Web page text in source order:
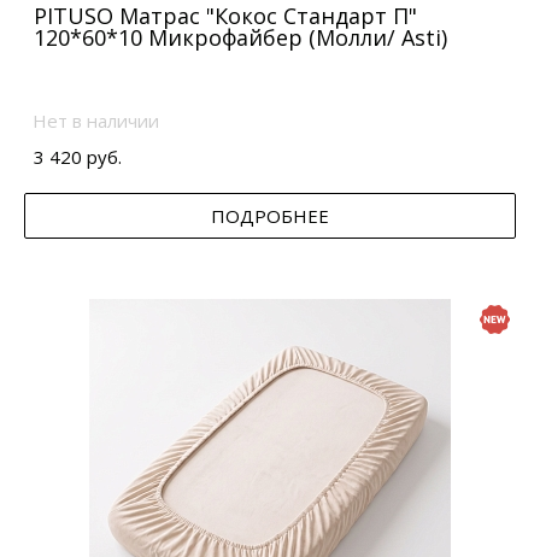
PITUSO Матрас "Кокос Стандарт П"
120*60*10 Микрофайбер (Молли/ Asti)
Нет в наличии
3 420 руб.
ПОДРОБНЕЕ